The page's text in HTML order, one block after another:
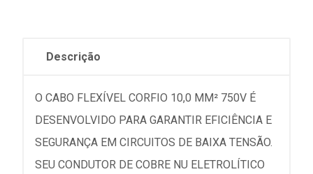
Descrição
O CABO FLEXÍVEL CORFIO 10,0 MM² 750V É
DESENVOLVIDO PARA GARANTIR EFICIÊNCIA E
SEGURANÇA EM CIRCUITOS DE BAIXA TENSÃO.
SEU CONDUTOR DE COBRE NU ELETROLÍTICO